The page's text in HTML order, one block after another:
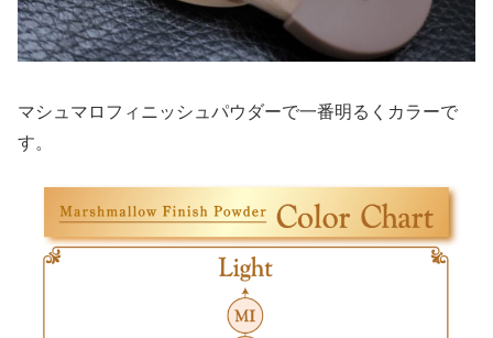
マシュマロフィニッシュパウダーで一番明るくカラーで
す。